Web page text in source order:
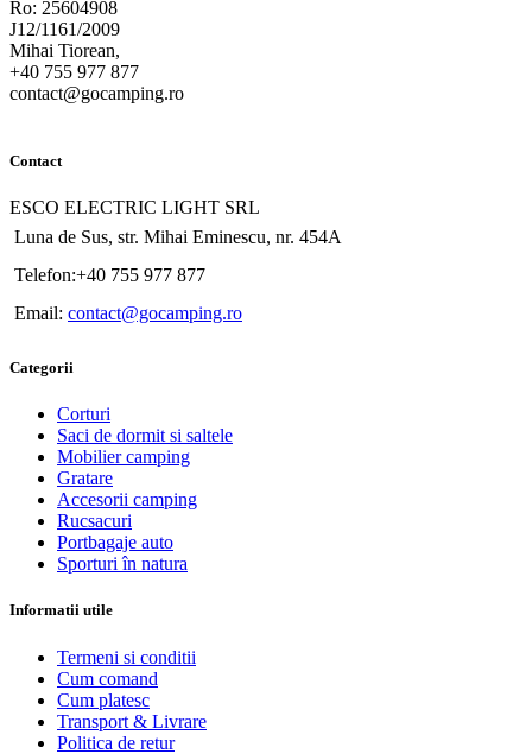
Ro: 25604908
J12/1161/2009
Mihai Tiorean,
+40 755 977 877
contact@gocamping.ro
Contact
ESCO ELECTRIC LIGHT SRL
Luna de Sus, str. Mihai Eminescu, nr. 454A
Telefon:+40 755 977 877
Email: contact@gocamping.ro
Categorii
Corturi
Saci de dormit si saltele
Mobilier camping
Gratare
Accesorii camping
Rucsacuri
Portbagaje auto
Sporturi în natura
Informatii utile
Termeni si conditii
Cum comand
Cum platesc
Transport & Livrare
Politica de retur